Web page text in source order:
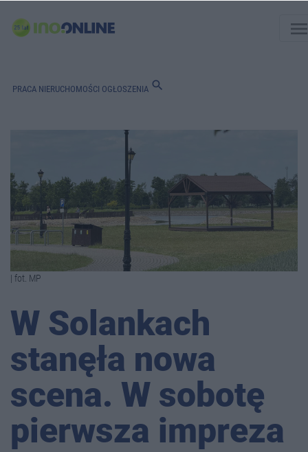
PRACA NIERUCHOMOŚCI OGŁOSZENIA search
| fot. MP
W Solankach
stanęła nowa
scena. W sobotę
pierwsza impreza